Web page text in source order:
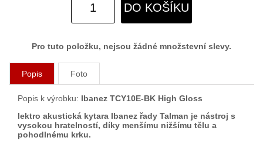
DO KOŠÍKU
Pro tuto položku, nejsou žádné množstevní slevy.
Popis Foto
Popis k výrobku: Ibanez TCY10E-BK High Gloss
lektro akustická kytara Ibanez řady Talman je nástroj s
vysokou hratelností, díky menšímu nižšímu tělu a
pohodlnému krku.